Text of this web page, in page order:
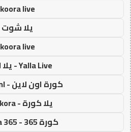
koora live
يلا شوت
koora live
Yalla Live - يلا لايف
كورة اون لاين - koora onl
يلا كورة - yallakora
كورة 365 - kooora 365